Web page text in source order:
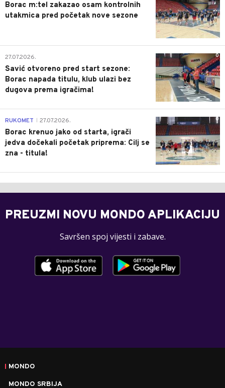
Borac m:tel zakazao osam kontrolnih
utakmica pred početak nove sezone
0
27.07.2026.
Savić otvoreno pred start sezone:
Borac napada titulu, klub ulazi bez
dugova prema igračima!
0
RUKOMET 27.07.2026.
Borac krenuo jako od starta, igrači
jedva dočekali početak priprema: Cilj se
zna - titula!
PREUZMI NOVU MONDO APLIKACIJU
Savršen spoj vijesti i zabave.
MONDO
MONDO SRBIJA